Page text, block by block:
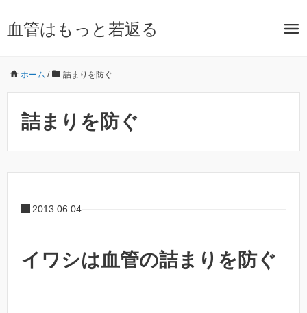
血管はもっと若返る
ホーム / 詰まりを防ぐ
詰まりを防ぐ
2013.06.04
イワシは血管の詰まりを防ぐ